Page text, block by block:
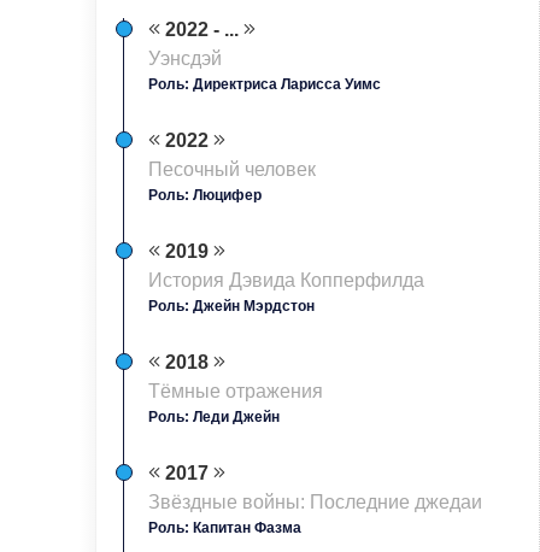
2022 - ...
Уэнсдэй
Роль: Директриса Ларисса Уимс
2022
Песочный человек
Роль: Люцифер
2019
История Дэвида Копперфилда
Роль: Джейн Мэрдстон
2018
Тёмные отражения
Роль: Леди Джейн
2017
Звёздные войны: Последние джедаи
Роль: Капитан Фазма